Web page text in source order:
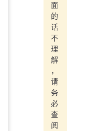
面
的
话
不
理
解
，
请
务
必
查
阅